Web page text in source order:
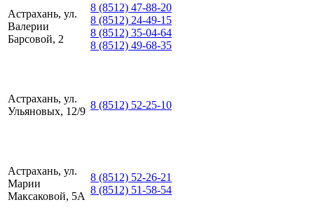
Астрахань, ул.
Валерии
Барсовой, 2
8 (8512) 47-88-20
8 (8512) 24-49-15
8 (8512) 35-04-64
8 (8512) 49-68-35
Астрахань, ул.
Ульяновых, 12/9
8 (8512) 52-25-10
Астрахань, ул.
Марии
Максаковой, 5А
8 (8512) 52-26-21
8 (8512) 51-58-54